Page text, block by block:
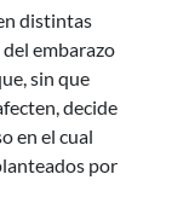
distintas
embarazo
sin que
decide
en el cual
por